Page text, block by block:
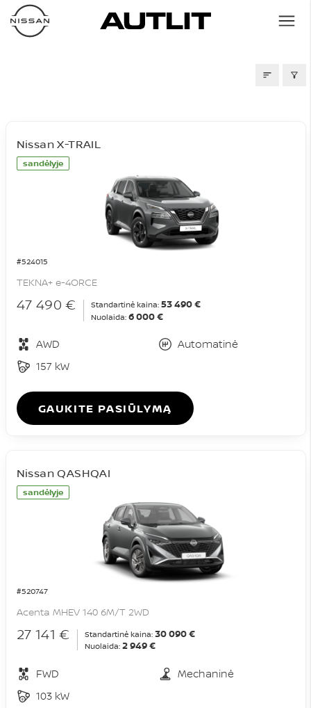
sandėlyje
#524015
Nissan X-TRAIL
TEKNA+ e-4ORCE
47 490 € Standartinė kaina: 53 490 €
Nuolaida: 6 000 €
AWD
Automatinė
157 kW
GAUKITE PASIŪLYMĄ
sandėlyje
#520747
Nissan QASHQAI
Acenta MHEV 140 6M/T 2WD
27 141 € Standartinė kaina: 30 090 €
Nuolaida: 2 949 €
FWD
Mechaninė
103 kW